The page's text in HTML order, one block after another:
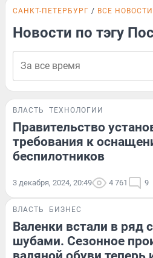
САНКТ-ПЕТЕРБУРГ ВСЕ НОВОСТИ
Новости по тэгу
ВЛАСТЬ ТЕХНОЛОГИИ
Правительство
требования к
беспилотников
3 декабря, 2024, 20:49 4 761 9
ВЛАСТЬ БИЗНЕС
Валенки встали в ряд
шубами. Сезонное